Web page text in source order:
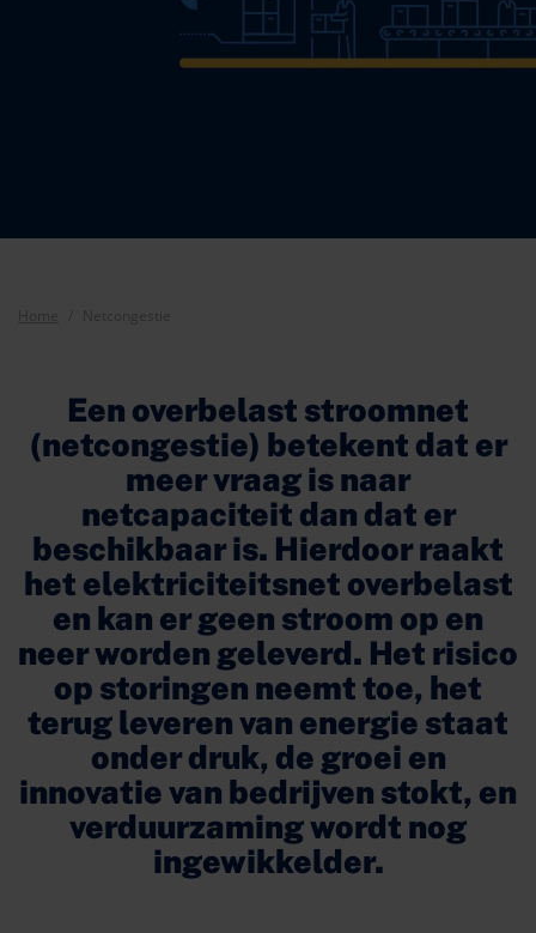
Een overbelast stroomnet
(netcongestie) betekent dat er
meer vraag is naar
netcapaciteit dan dat er
beschikbaar is. Hierdoor raakt
het elektriciteitsnet overbelast
en kan er geen stroom op en
neer worden geleverd. Het risico
op storingen neemt toe, het
terug leveren van energie staat
onder druk, de groei en
innovatie van bedrijven stokt, en
verduurzaming wordt nog
ingewikkelder.